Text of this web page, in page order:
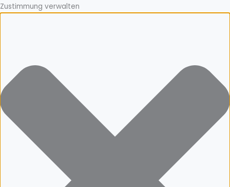
Zustimmung verwalten